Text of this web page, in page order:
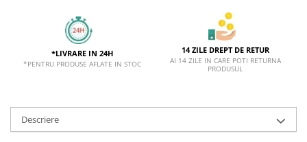
*LIVRARE IN 24H
*PENTRU PRODUSE AFLATE IN STOC
14 ZILE DREPT DE RETUR
AI 14 ZILE IN CARE POTI RETURNA
PRODUSUL
Descriere